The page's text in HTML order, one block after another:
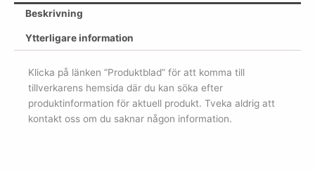
Beskrivning
Ytterligare information
Klicka på länken ”Produktblad” för att komma till
tillverkarens hemsida där du kan söka efter
produktinformation för aktuell produkt. Tveka aldrig att
kontakt oss om du saknar någon information.